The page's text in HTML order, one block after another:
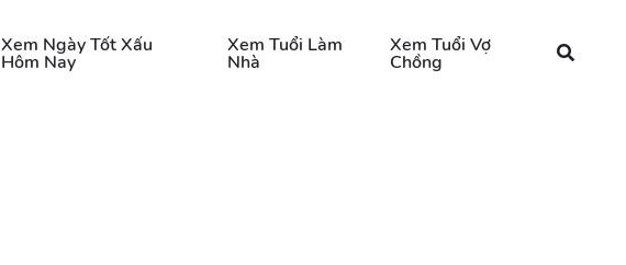
Xem Ngày Tốt Xấu
Hôm Nay
Xem Tuổi Làm
Nhà
Xem Tuổi Vợ
Chồng